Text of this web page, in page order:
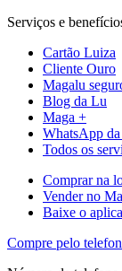
Serviços e
Cartão Luiza
Cliente Ouro
Magalu
Blog da Lu
Maga +
WhatsApp
Todos os
Comprar na
Vender no
Baixe o
Compre pelo